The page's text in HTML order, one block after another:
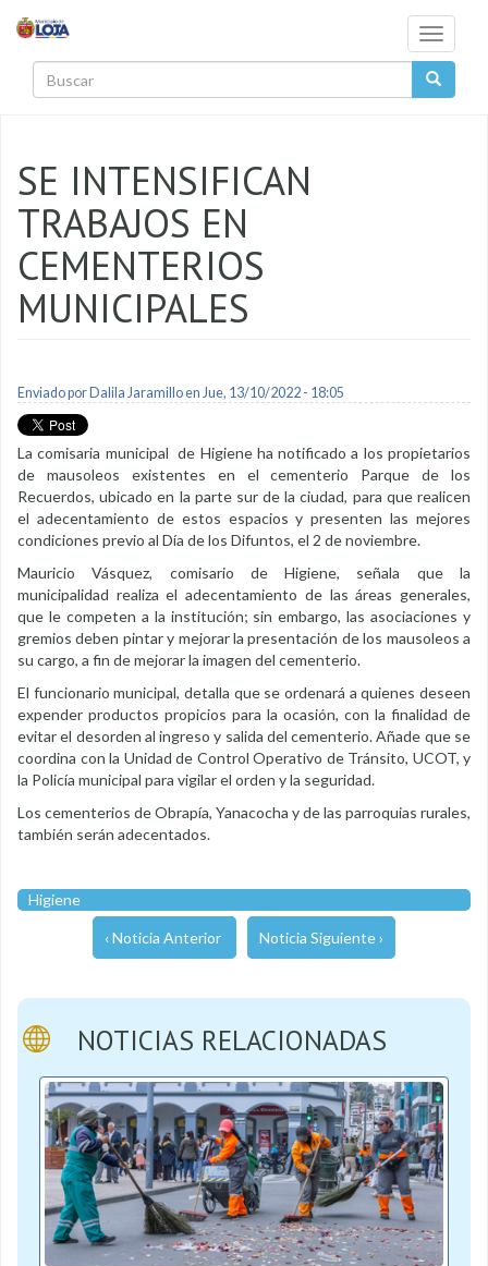
Toggle
SE INTENSIFICAN
TRABAJOS EN
CEMENTERIOS
MUNICIPALES
Enviado por Dalila Jaramilloen Jue, 13/10/2022 - 18:05
La comisaria municipal de Higiene ha notificado a los propietarios
de mausoleos existentes en el cementerio Parque de los
Recuerdos, ubicado en la parte sur de la ciudad, para que realicen
el adecentamiento de estos espacios y presenten las mejores
condiciones previo al Día de los Difuntos, el 2 de noviembre.
Mauricio Vásquez, comisario de Higiene, señala que la
municipalidad realiza el adecentamiento de las áreas generales,
que le competen a la institución; sin embargo, las asociaciones y
gremios deben pintar y mejorar la presentación de los mausoleos a
su cargo, a fin de mejorar la imagen del cementerio.
El funcionario municipal, detalla que se ordenará a quienes deseen
expender productos propicios para la ocasión, con la finalidad de
evitar el desorden al ingreso y salida del cementerio. Añade que se
coordina con la Unidad de Control Operativo de Tránsito, UCOT, y
la Policía municipal para vigilar el orden y la seguridad.
Los cementerios de Obrapía, Yanacocha y de las parroquias rurales,
también serán adecentados.
Higiene
‹ Noticia Anterior Noticia Siguiente ›
NOTICIAS RELACIONADAS